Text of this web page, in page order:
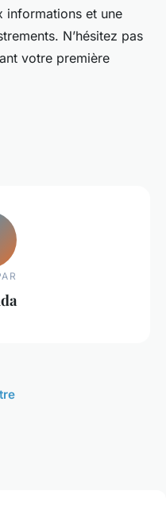
informations et une
N’hésitez pas
votre première